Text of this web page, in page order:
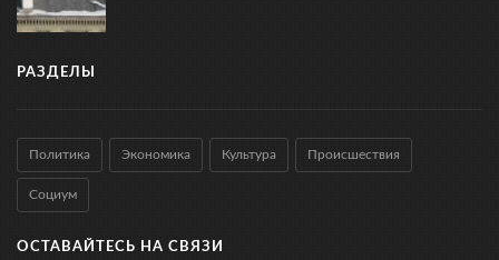
РАЗДЕЛЫ
Политика Экономика Культура Происшествия
Социум
ОСТАВАЙТЕСЬ НА СВЯЗИ